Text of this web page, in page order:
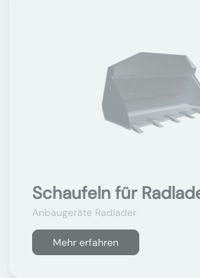
Schaufeln für
Anbaugeräte Radlader
Mehr erfahren